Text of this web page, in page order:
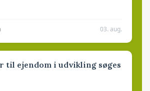
03. aug.
til ejendom i udvikling søges